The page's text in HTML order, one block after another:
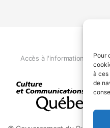
Pour
à ces
de
Accès à l'information